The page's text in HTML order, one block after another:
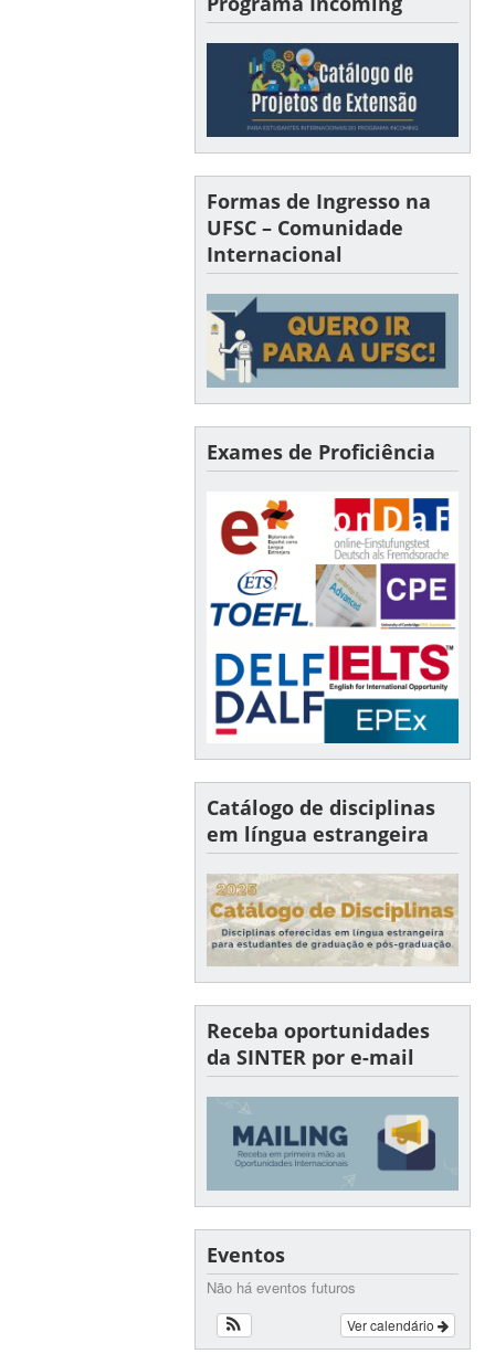
Formas de Ingresso na
UFSC – Comunidade
Internacional
Exames de Proficiência
Catálogo de disciplinas
em língua estrangeira
Receba oportunidades
da SINTER por e-mail
Eventos
Não há eventos futuros
Ver calendário